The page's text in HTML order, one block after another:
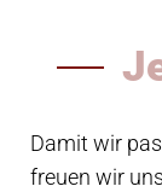
Damit wir
freuen wir